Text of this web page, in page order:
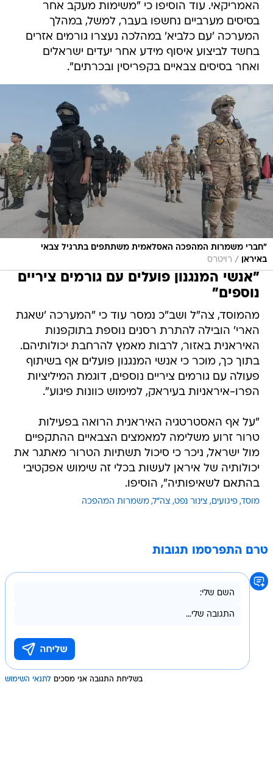
האמריקאי. עוד הוסיפו כי "משימות מעקב אחר
בסיסים מערביים נחשפו בעבר, למשל, במהלך
המערכה 'עם כלביא' במהלכה נעצרו גורמים אזרים
בחשד לביצוע איסוף מידע אחר יעדים ישראלים
ואחר בסיסים צבאיים בקפריסין ובכרתים".
"חברי משמרות המהפכה האסלאמית משתתפים בתרגיל צבאי
באיראן
/ רויטרס
"אנשי המנגנון פועלים עם גורמים ציריים
נוספים"
מהמוסד, צה"ל ושב"כ נמסר עוד כי "המערכה 'שאגת
הארי' הובילה להתרת רסנים נוספת בתוקפנות
האיראנית באזור, לרבות מאמץ להרחבת יכולותיהם.
בתוך כך, מוכר כי אנשי המנגנון פועלים אף בשיתוף
פעולה עם גורמים ציריים נוספים, דוגמת המיליציות
הפרו-איראניות בעיראק, למימוש כוונות פיגוע".
"על אף האסטרטגיה האיראנית הרואה בפעילות
טרור זרוע משלימה למאמצים הצבאיים ההתקפיים
מול ישראל, ניכר כי סיכול תשתיות הטרור מאתגר את
יכולותיה של איראן לעשות בכלי זה שימוש אפקטיבי
בהתאם לשאיפותיה", הוסיפו.
מוסד פיגועים צינור נפט צה"ל משמרות המהפכה
טרם התפרסמו תגובות
בשליחת התגובה אני מסכים לתנאי השימוש